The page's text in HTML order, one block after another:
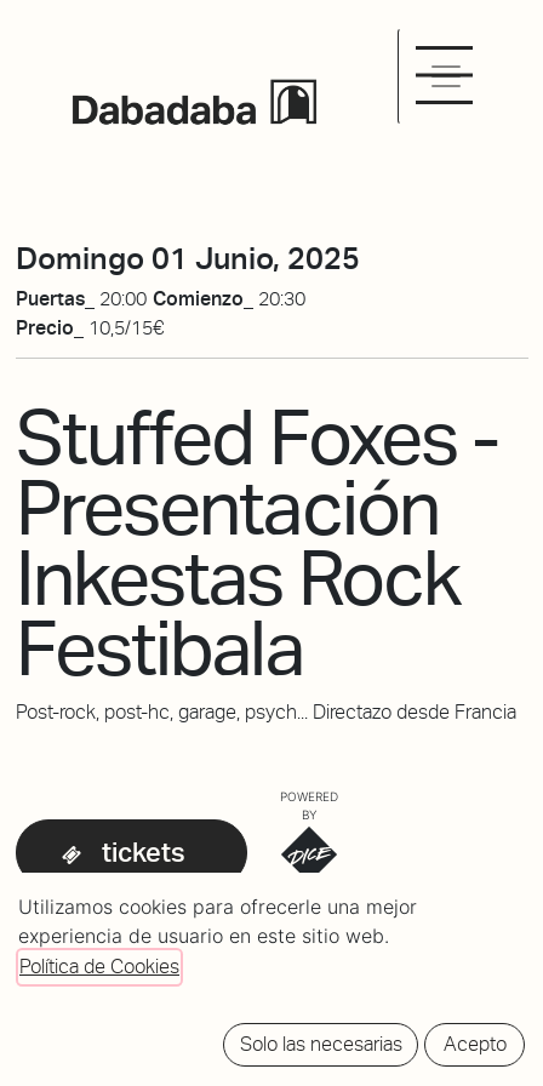
Domingo 01 Junio, 2025
Puertas_ 20:00 Comienzo_ 20:30
Precio_
10,5/15€
Stuffed Foxes -
Presentación
Inkestas Rock
Festibala
Post-rock, post-hc, garage, psych... Directazo desde Francia
tickets
POWERED
BY
Utilizamos cookies para ofrecerle una mejor
experiencia de usuario en este sitio web.
Política de Cookies
Solo las necesarias Acepto